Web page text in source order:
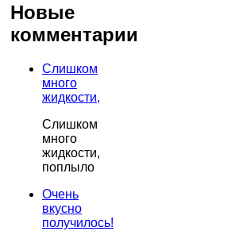
Новые
комментарии
Слишком
много
жидкости,
Слишком
много
жидкости,
поплыло
Очень
вкусно
получилось!